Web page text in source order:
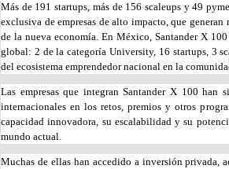
Más de 191 startups, más de 156 scaleups y 49
exclusiva de empresas de alto impacto, que
de la nueva economía. En México, Santander X
global: 2 de la categoría University, 16 startups, 3
del ecosistema emprendedor nacional en la
Las empresas que integran Santander X 100 han
internacionales en los retos, premios y otros
capacidad innovadora, su escalabilidad y su
mundo actual.
Muchas de ellas han accedido a inversión privada,